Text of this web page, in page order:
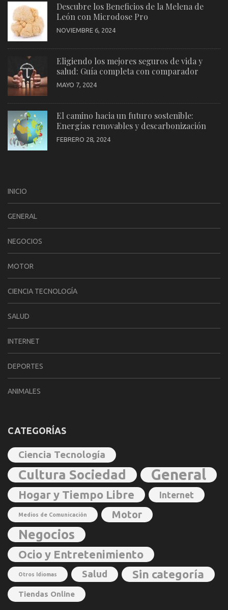
Descubre los Beneficios de la Melena de
León con Microdose Pro
NOVIEMBRE 6, 2024
Eligiendo los mejores seguros de vida y
salud: Guía completa con comparador
MAYO 7, 2024
El camino hacia un futuro sostenible:
Energías renovables y descarbonización
FEBRERO 28, 2024
INICIO
GENERAL
NEGOCIOS
MOTOR
CIENCIA TECNOLOGÍA
SALUD
INTERNET
DEPORTES
ANIMALES
CATEGORÍAS
Ciencia Tecnología
Cultura Sociedad General
Hogar y Tiempo Libre Internet
Medios de Comunicación Motor
Negocios
Ocio y Entretenimiento
Otros Idiomas Salud Sin categoría
Tiendas Online